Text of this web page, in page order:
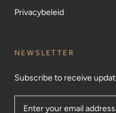
Privacybeleid
NEWSLETTER
Subscribe to receive